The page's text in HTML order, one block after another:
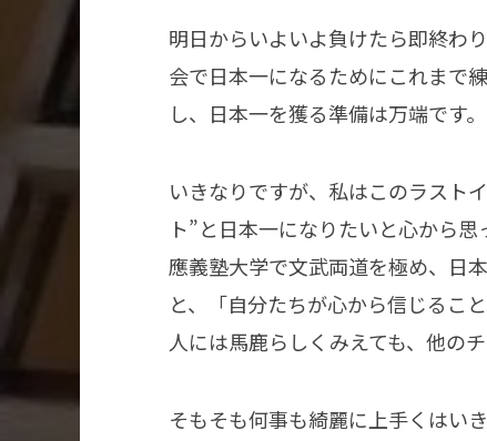
明日からいよいよ負けたら即終わ
会で日本一になるためにこれまで
し、日本一を獲る準備は万端です。
いきなりですが、私はこのラスト
ト”と日本一になりたいと心から
應義塾大学で文武両道を極め、日
と、「自分たちが心から信じるこ
人には馬鹿らしくみえても、他の
そもそも何事も綺麗に上手くはい